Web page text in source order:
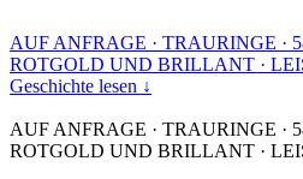
AUF ANFRAGE · TRAURINGE ·
ROTGOLD UND BRILLANT ·
Geschichte lesen ↓
AUF ANFRAGE · TRAURINGE ·
ROTGOLD UND BRILLANT ·